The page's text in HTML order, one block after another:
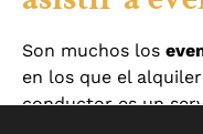
Son muchos los
en los que el
conductor es un